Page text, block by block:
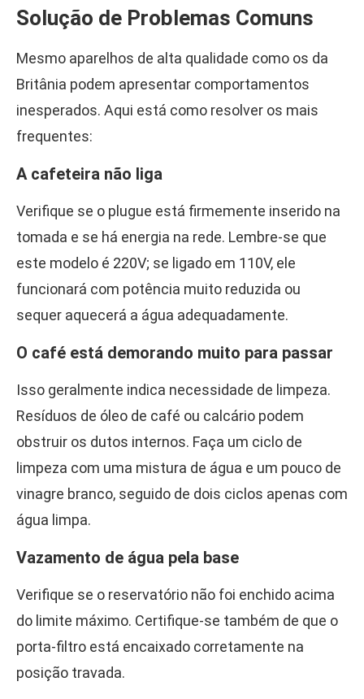
Solução de Problemas Comuns
Mesmo aparelhos de alta qualidade como os da
Britânia podem apresentar comportamentos
inesperados. Aqui está como resolver os mais
frequentes:
A cafeteira não liga
Verifique se o plugue está firmemente inserido na
tomada e se há energia na rede. Lembre-se que
este modelo é 220V; se ligado em 110V, ele
funcionará com potência muito reduzida ou
sequer aquecerá a água adequadamente.
O café está demorando muito para passar
Isso geralmente indica necessidade de limpeza.
Resíduos de óleo de café ou calcário podem
obstruir os dutos internos. Faça um ciclo de
limpeza com uma mistura de água e um pouco de
vinagre branco, seguido de dois ciclos apenas com
água limpa.
Vazamento de água pela base
Verifique se o reservatório não foi enchido acima
do limite máximo. Certifique-se também de que o
porta-filtro está encaixado corretamente na
posição travada.